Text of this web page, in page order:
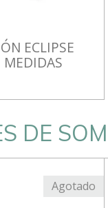
ECLIPSE
MEDIDAS
DE
Agotado